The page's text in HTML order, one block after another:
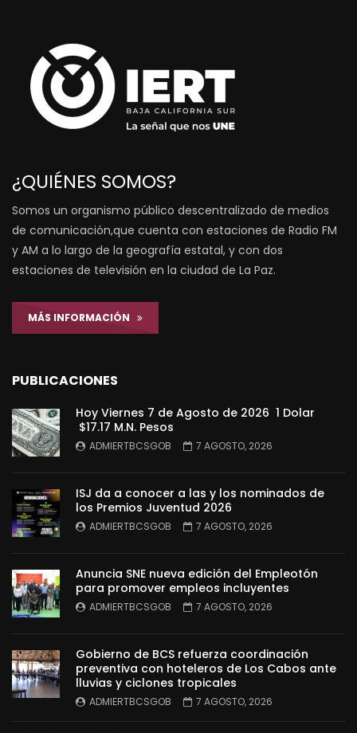
¿QUIÉNES SOMOS?
Somos un organismo público descentralizado de medios
de comunicación,que cuenta con estaciones de Radio FM
y AM a lo largo de la geografía estatal, y con dos
estaciones de televisión en la ciudad de La Paz.
MÁS INFORMACIÓN
PUBLICACIONES
Hoy Viernes 7 de Agosto de 2026 1 Dolar
$17.17 M.N. Pesos
ADMIERTBCSGOB 7 AGOSTO, 2026
ISJ da a conocer a las y los nominados de
los Premios Juventud 2026
ADMIERTBCSGOB 7 AGOSTO, 2026
Anuncia SNE nueva edición del Empleotón
para promover empleos incluyentes
ADMIERTBCSGOB 7 AGOSTO, 2026
Gobierno de BCS refuerza coordinación
preventiva con hoteleros de Los Cabos ante
lluvias y ciclones tropicales
ADMIERTBCSGOB 7 AGOSTO, 2026